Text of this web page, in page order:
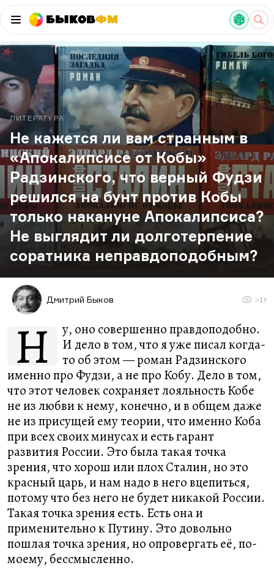
БыковФМ
ЛИТЕРАТУРА
Не кажется ли вам странным в
«Апокалипсисе от Кобы»
Радзинского, что верный Фудзи
решился на бунт против Кобы
только накануне Апокалипсиса?
Не выглядит ли долготерпение
соратника неправдоподобным?
Дмитрий Быков >1т
Н
у, оно совершенно правдоподобно.
И дело в том, что я уже писал когда-
то об этом — роман Радзинского
именно про Фудзи, а не про Кобу. Дело в том,
что этот человек сохраняет лояльность Кобе
не из любви к нему, конечно, и в общем даже
не из присущей ему теории, что именно Коба
при всех своих минусах и есть гарант
развития России. Это была такая точка
зрения, что хорош или плох Сталин, но это
красный царь, и нам надо в него вцепиться,
потому что без него не будет никакой России.
Такая точка зрения есть. Есть она и
применительно к Путину. Это довольно
пошлая точка зрения, но опровергать её, по-
моему, бессмысленно.